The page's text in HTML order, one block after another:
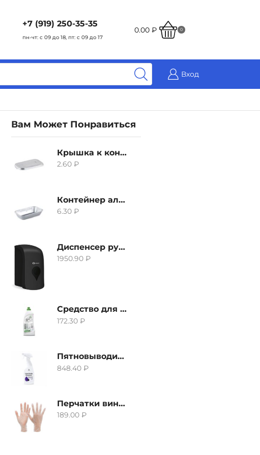
+7 (919) 250-35-35
пн-чт: с 09 до 18, пт: с 09 до 17
0.00 ₽ 0
Вход
Вам Может Понравиться
Крышка к контейнеру алюминиевого 380мл
2.60₽
Контейнер алюминиевый 380мл
6.30₽
Диспенсер ручной для жидкого мыла Grass IT-0638, черный
1950.90₽
Средство для удаления извести и ржавчины Grass Gloss-Gel, 500мл
172.30₽
Пятновыводитель Grass Hard Stain Remover, 600мл
848.40₽
Перчатки виниловые неопудренные CTP-BS, размер S
189.00₽